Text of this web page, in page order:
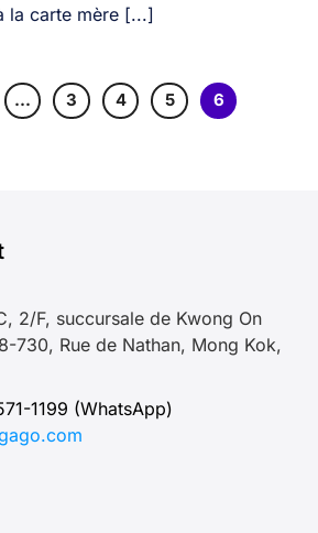
la carte mère [...]
… 3 4 5 6
2/F, succursale de Kwong On
730, Rue de Nathan, Mong Kok,
1199 (WhatsApp)